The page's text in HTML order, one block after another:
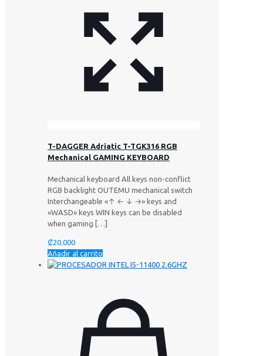
T-DAGGER Adriatic T-TGK316 RGB
Mechanical GAMING KEYBOARD
Mechanical keyboard All keys non-conflict
RGB backlight OUTEMU mechanical switch
Interchangeable «↑ ← ↓ →» keys and
«WASD» keys WIN keys can be disabled
when gaming […]
₡20.000
Añadir al carrito